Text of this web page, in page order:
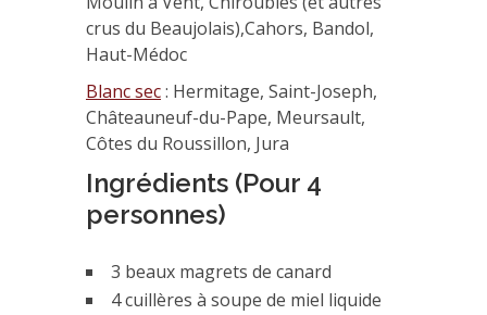
crus du Beaujolais),Cahors, Bandol,
Haut-Médoc
Blanc sec: Hermitage, Saint-Joseph,
Châteauneuf-du-Pape, Meursault,
Côtes du Roussillon, Jura
Ingrédients (Pour 4
personnes)
3 beaux magrets de canard
4 cuillères à soupe de miel liquide